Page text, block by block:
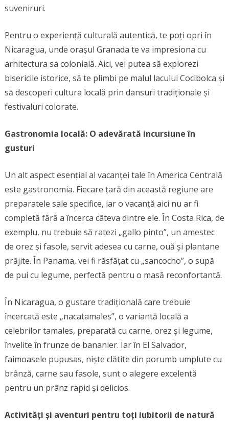
suveniruri.
Pentru o experiență culturală autentică, te poți opri în
Nicaragua, unde orașul Granada te va impresiona cu
arhitectura sa colonială. Aici, vei putea să explorezi
bisericile istorice, să te plimbi pe malul lacului Cocibolca și
să descoperi cultura locală prin dansuri tradiționale și
festivaluri colorate.
Gastronomia locală: O adevărată incursiune în
gusturi
Un alt aspect esențial al vacanței tale în America Centrală
este gastronomia. Fiecare țară din această regiune are
preparatele sale specifice, iar o vacanță aici nu ar fi
completă fără a încerca câteva dintre ele. În Costa Rica, de
exemplu, nu trebuie să ratezi „gallo pinto”, un amestec
de orez și fasole, servit adesea cu carne, ouă și plantane
prăjite. În Panama, vei fi răsfățat cu „sancocho”, o supă
de pui cu legume, perfectă pentru o masă reconfortantă.
În Nicaragua, o gustare tradițională care trebuie
încercată este „nacatamales”, o variantă locală a
celebrilor tamales, preparată cu carne, orez și legume,
învelite în frunze de bananier. Iar în El Salvador,
faimoasele pupusas, niște clătite din porumb umplute cu
brânză, carne sau fasole, sunt o alegere excelentă
pentru un prânz rapid și delicios.
Activități și aventuri pentru toți iubitorii de natură